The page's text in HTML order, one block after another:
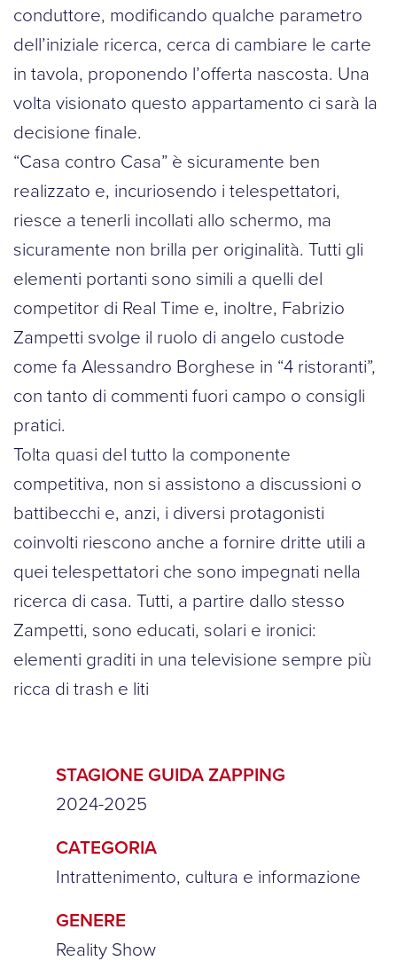
conduttore, modificando qualche parametro
dell’iniziale ricerca, cerca di cambiare le carte
in tavola, proponendo l’offerta nascosta. Una
volta visionato questo appartamento ci sarà la
decisione finale.
“Casa contro Casa” è sicuramente ben
realizzato e, incuriosendo i telespettatori,
riesce a tenerli incollati allo schermo, ma
sicuramente non brilla per originalità. Tutti gli
elementi portanti sono simili a quelli del
competitor di Real Time e, inoltre, Fabrizio
Zampetti svolge il ruolo di angelo custode
come fa Alessandro Borghese in “4 ristoranti”,
con tanto di commenti fuori campo o consigli
pratici.
Tolta quasi del tutto la componente
competitiva, non si assistono a discussioni o
battibecchi e, anzi, i diversi protagonisti
coinvolti riescono anche a fornire dritte utili a
quei telespettatori che sono impegnati nella
ricerca di casa. Tutti, a partire dallo stesso
Zampetti, sono educati, solari e ironici:
elementi graditi in una televisione sempre più
ricca di trash e liti
STAGIONE GUIDA ZAPPING
2024-2025
CATEGORIA
Intrattenimento, cultura e informazione
GENERE
Reality Show